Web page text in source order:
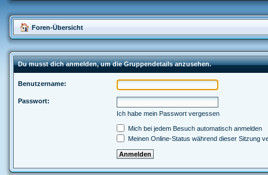
Foren-Übersicht
Du musst dich anmelden, um die Gruppendetails anzusehen.
Benutzername:
Passwort:
Ich habe mein Passwort vergessen
Mich bei jedem Besuch automatisch anmelden
Meinen Online-Status während dieser Sitzung